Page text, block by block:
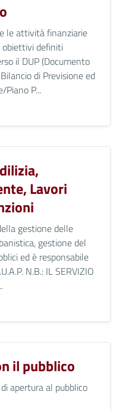
le attività finanziarie
obiettivi definiti
il DUP (Documento
di Previsione ed
Piano P...
Lavori
gestione delle
gestione del
ed è responsabile
N.B.: IL SERVIZIO
il pubblico
apertura al pubblico